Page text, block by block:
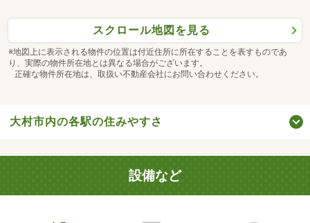
スクロール地図を見る
※地図上に表示される物件の位置は付近住所に所在することを表すものであ
り、実際の物件所在地とは異なる場合がございます。
正確な物件所在地は、取扱い不動産会社にお問い合わせください。
大村市内の各駅の住みやすさ
設備など